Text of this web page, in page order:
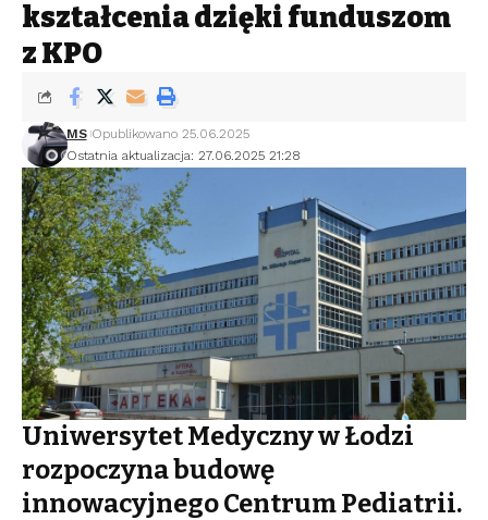
kształcenia dzięki funduszom
z KPO
Ostatnia aktualizacja: 27.06.2025 21:28
MS Opublikowano 25.06.2025
Uniwersytet Medyczny w Łodzi
rozpoczyna budowę
innowacyjnego Centrum Pediatrii.